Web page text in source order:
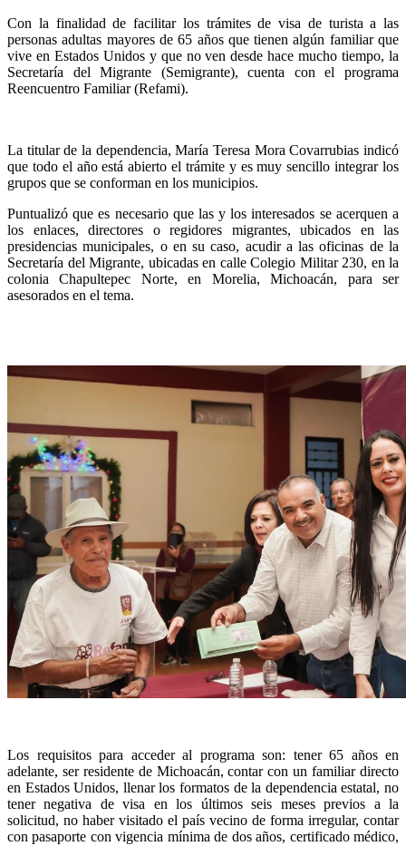
Con la finalidad de facilitar los trámites de visa de turista a las
personas adultas mayores de 65 años que tienen algún familiar que
vive en Estados Unidos y que no ven desde hace mucho tiempo, la
Secretaría del Migrante (Semigrante), cuenta con el programa
Reencuentro Familiar (Refami).
La titular de la dependencia, María Teresa Mora Covarrubias indicó
que todo el año está abierto el trámite y es muy sencillo integrar los
grupos que se conforman en los municipios.
Puntualizó que es necesario que las y los interesados se acerquen a
los enlaces, directores o regidores migrantes, ubicados en las
presidencias municipales, o en su caso, acudir a las oficinas de la
Secretaría del Migrante, ubicadas en calle Colegio Militar 230, en la
colonia Chapultepec Norte, en Morelia, Michoacán, para ser
asesorados en el tema.
Los requisitos para acceder al programa son: tener 65 años en
adelante, ser residente de Michoacán, contar con un familiar directo
en Estados Unidos, llenar los formatos de la dependencia estatal, no
tener negativa de visa en los últimos seis meses previos a la
solicitud, no haber visitado el país vecino de forma irregular, contar
con pasaporte con vigencia mínima de dos años, certificado médico,